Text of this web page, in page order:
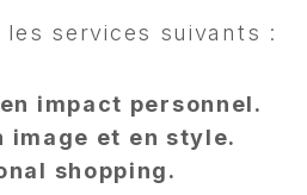
les services suivants :​
impact personnel.
image et en style.
shopping.